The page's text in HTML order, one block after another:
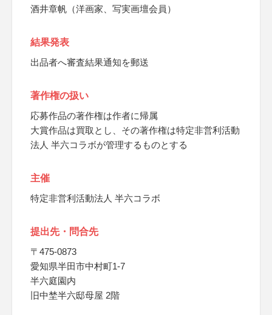
酒井章帆（洋画家、写実画壇会員）
結果発表
出品者へ審査結果通知を郵送
著作権の扱い
応募作品の著作権は作者に帰属
大賞作品は買取とし、その著作権は特定非営利活動
法人 半六コラボが管理するものとする
主催
特定非営利活動法人 半六コラボ
提出先・問合先
〒475-0873
愛知県半田市中村町1-7
半六庭園内
旧中埜半六邸母屋 2階